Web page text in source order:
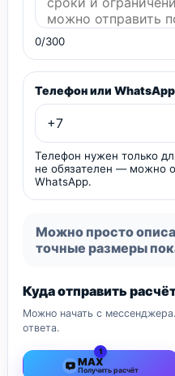
0/300
Телефон или WhatsApp
Телефон нужен только
не обязателен — можно
WhatsApp.
Можно просто
точные размеры
Куда отправить
Можно начать с
ответа.
1
MAX
Получить расчёт